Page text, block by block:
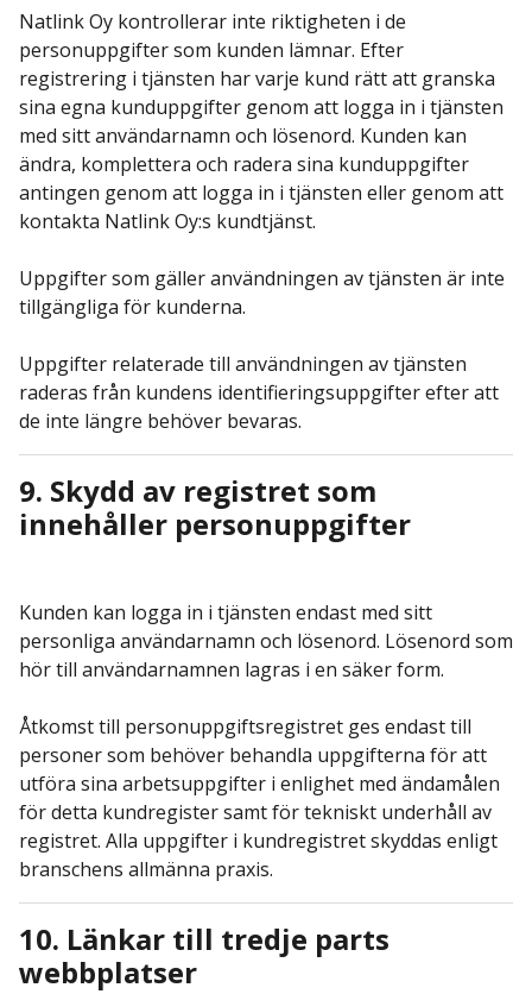
Natlink Oy kontrollerar inte riktigheten i de
personuppgifter som kunden lämnar. Efter
registrering i tjänsten har varje kund rätt att granska
sina egna kunduppgifter genom att logga in i tjänsten
med sitt användarnamn och lösenord. Kunden kan
ändra, komplettera och radera sina kunduppgifter
antingen genom att logga in i tjänsten eller genom att
kontakta Natlink Oy:s kundtjänst.
Uppgifter som gäller användningen av tjänsten är inte
tillgängliga för kunderna.
Uppgifter relaterade till användningen av tjänsten
raderas från kundens identifieringsuppgifter efter att
de inte längre behöver bevaras.
9. Skydd av registret som
innehåller personuppgifter
Kunden kan logga in i tjänsten endast med sitt
personliga användarnamn och lösenord. Lösenord som
hör till användarnamnen lagras i en säker form.
Åtkomst till personuppgiftsregistret ges endast till
personer som behöver behandla uppgifterna för att
utföra sina arbetsuppgifter i enlighet med ändamålen
för detta kundregister samt för tekniskt underhåll av
registret. Alla uppgifter i kundregistret skyddas enligt
branschens allmänna praxis.
10. Länkar till tredje parts
webbplatser